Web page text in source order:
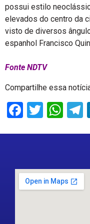
possui estilo
elevados do centro da
visto de diversos
espanhol Francisco
Fonte NDTV
Compartilhe essa
Facebook